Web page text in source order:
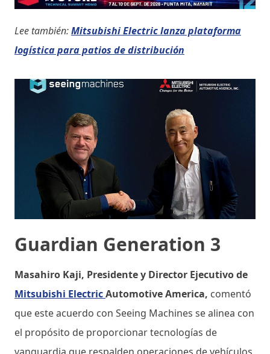
Lee también:Mitsubishi Electric lanza plataforma
logística para patios de distribución
Guardian Generation 3
Masahiro Kaji, Presidente y Director Ejecutivo de
Mitsubishi ElectricAutomotive America, comentó
que este acuerdo con Seeing Machines se alinea con
el propósito de proporcionar tecnologías de